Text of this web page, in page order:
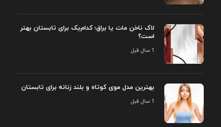
لاک ناخن مات یا براق؛ کدام‌یک برای تابستان بهتر
است؟
1 سال قبل
بهترین مدل موی کوتاه و بلند زنانه برای تابستان
1 سال قبل